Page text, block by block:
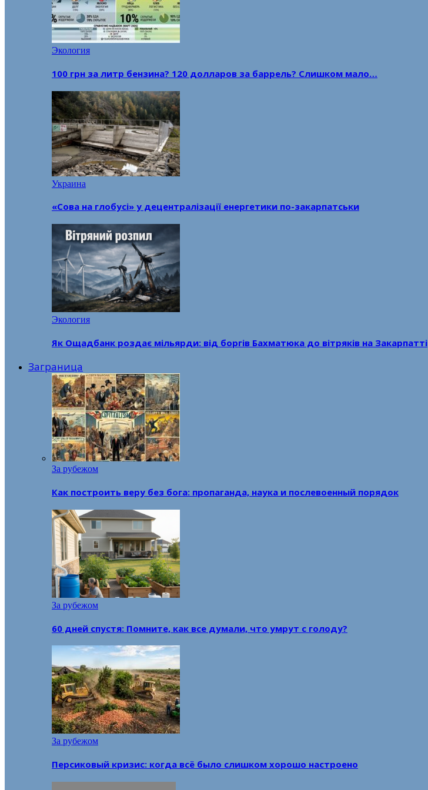
Экология
100 грн за литр бензина? 120 долларов за баррель? Слишком мало…
Украина
«Сова на глобусі» у децентралізації енергетики по-закарпатськи
Экология
Як Ощадбанк роздає мільярди: від боргів Бахматюка до вітряків на Закарпатті
Заграница
За рубежом
Как построить веру без бога: пропаганда, наука и послевоенный порядок
За рубежом
60 дней спустя: Помните, как все думали, что умрут с голоду?
За рубежом
Персиковый кризис: когда всё было слишком хорошо настроено